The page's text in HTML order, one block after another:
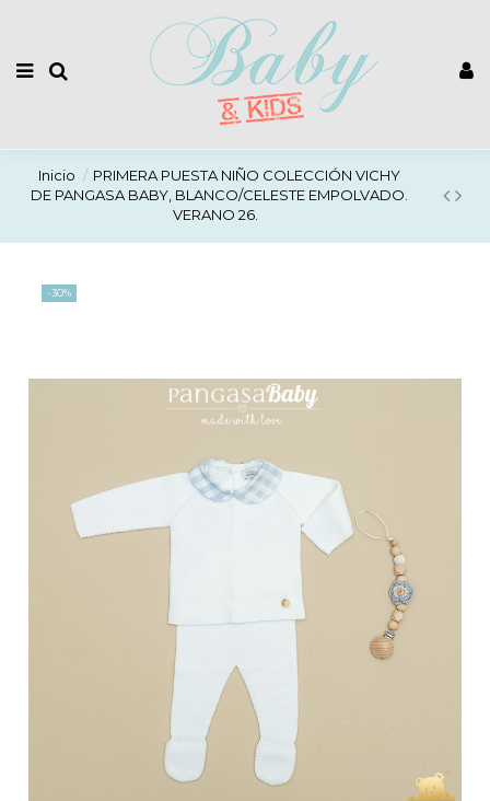
Inicio
PRIMERA PUESTA NIÑO COLECCIÓN VICHY
DE PANGASA BABY, BLANCO/CELESTE EMPOLVADO.
VERANO 26.
-30%